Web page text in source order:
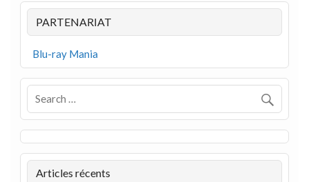
PARTENARIAT
Blu-ray Mania
Articles récents